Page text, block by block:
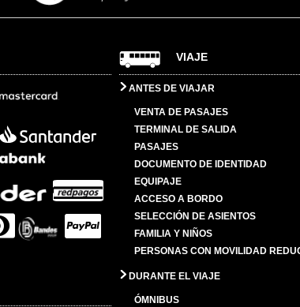
VIAJE
ANTES DE VIAJAR
VENTA DE PASAJES
TERMINAL DE SALIDA
PASAJES
DOCUMENTO DE IDENTIDAD
EQUIPAJE
ACCESO A BORDO
SELECCIÓN DE ASIENTOS
FAMILIA Y NIÑOS
PERSONAS CON MOVILIDAD
DURANTE EL VIAJE
ÓMNIBUS